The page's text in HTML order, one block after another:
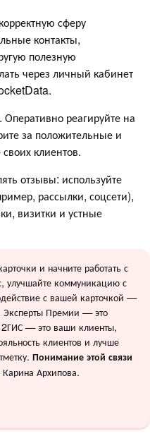
сферу
контакты,
полезную
через личный кабинет
реагируйте на
за положительные и
клиентов.
отзывы: используйте
рассылки, соцсети),
визитки и устные
и начните работать с
улучшайте коммуникацию с
с вашей карточкой —
Эксперты Премии — это
2ГИС — это ваши клиенты,
клиентов и лучше
Понимание этой связи
Архипова.